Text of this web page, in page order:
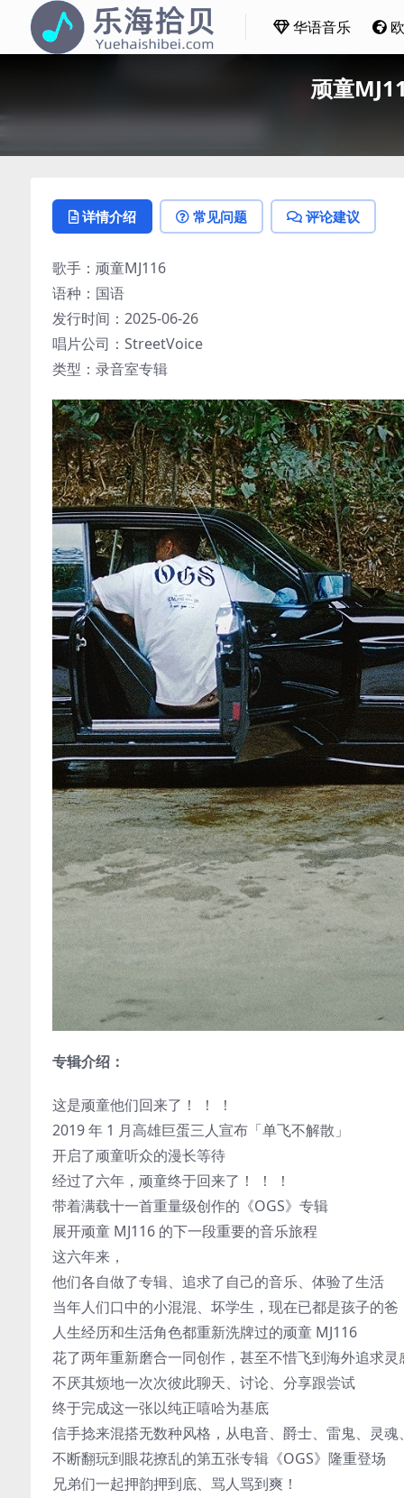
华语音乐
顽童
详情介绍 常见问题 评论建议
歌手：顽童MJ116
语种：国语
发行时间：2025-06-26
唱片公司：StreetVoice
类型：录音室专辑
专辑介绍：
这是顽童他们回来了！ ！ ！
2019 年 1 月高雄巨蛋三人宣布「单飞不解散」
开启了顽童听众的漫长等待
经过了六年，顽童终于回来了！ ！ ！
带着满载十一首重量级创作的《OGS》专辑
展开顽童 MJ116 的下一段重要的音乐旅程
这六年来，
他们各自做了专辑、追求了自己的音乐、体验了生活
当年人们口中的小混混、坏学生，现在已都是孩子的爸
人生经历和生活角色都重新洗牌过的顽童 MJ116
花了两年重新磨合一同创作，甚至不惜飞到海外追求灵
不厌其烦地一次次彼此聊天、讨论、分享跟尝试
终于完成这一张以纯正嘻哈为基底
信手捻来混搭无数种风格，从电音、爵士、雷鬼、灵魂
不断翻玩到眼花撩乱的第五张专辑《OGS》隆重登场
兄弟们一起押韵押到底、骂人骂到爽！